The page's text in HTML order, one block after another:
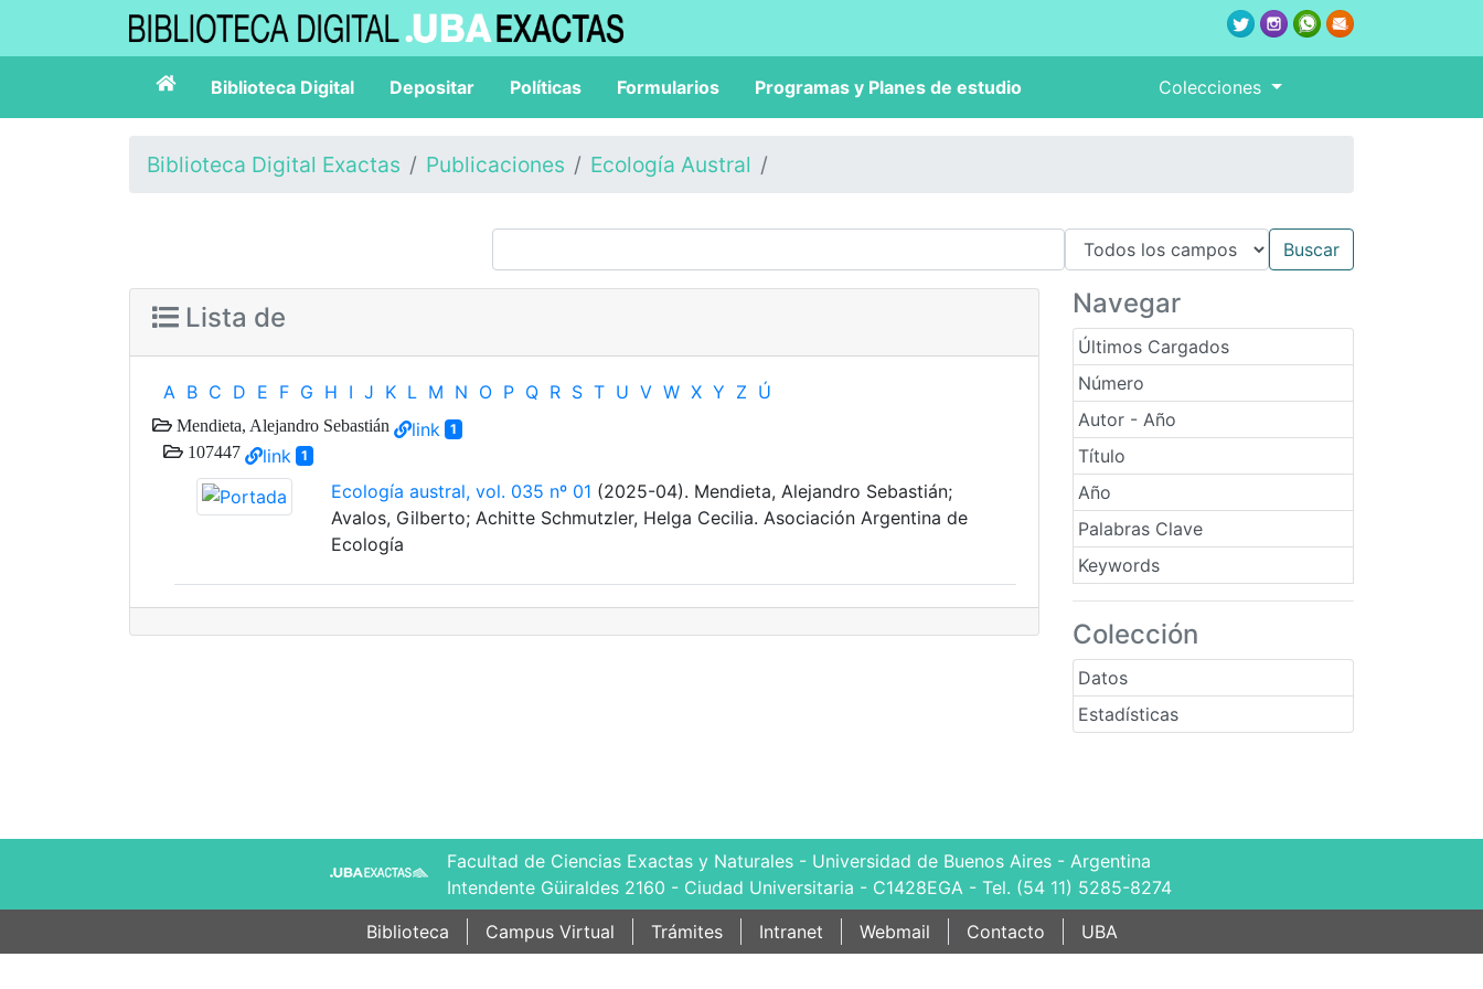
Biblioteca Digital Depositar Políticas Formularios Programas y Planes de estudio Colecciones
Biblioteca Digital Exactas Publicaciones Ecología Austral
Navegar
Últimos Cargados
Número
Autor - Año
Título
Año
Palabras Clave
Keywords
Colección
Datos
Estadísticas
Lista de
A B C D E F G H I J K L M N O P Q R S T U V W X Y Z Ú
Mendieta, Alejandro Sebastián link 1
107447 link 1
Ecología austral, vol. 035 nº 01 (2025-04). Mendieta, Alejandro Sebastián;
Avalos, Gilberto; Achitte Schmutzler, Helga Cecilia. Asociación Argentina de
Ecología
Facultad de Ciencias Exactas y Naturales - Universidad de Buenos Aires - Argentina
Intendente Güiraldes 2160 - Ciudad Universitaria - C1428EGA - Tel. (54 11) 5285-8274
Biblioteca
Campus Virtual Trámites Intranet Webmail Contacto UBA